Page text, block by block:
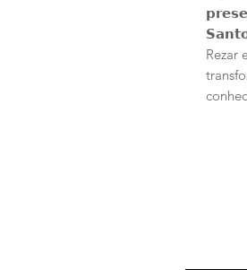
Rezar